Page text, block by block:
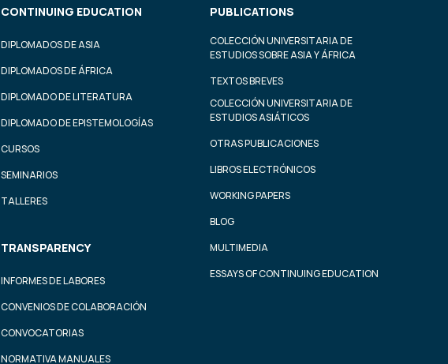
CONTINUING EDUCATION
DIPLOMADOS DE ASIA
DIPLOMADOS DE ÁFRICA
DIPLOMADO DE LITERATURA
DIPLOMADO DE EPISTEMOLOGÍAS
CURSOS
SEMINARIOS
TALLERES
TRANSPARENCY
INFORMES DE LABORES
CONVENIOS DE COLABORACIÓN
CONVOCATORIAS
NORMATIVA MANUALES
PUBLICATIONS
COLECCIÓN UNIVERSITARIA DE
ESTUDIOS SOBRE ASIA Y ÁFRICA
TEXTOS BREVES
COLECCIÓN UNIVERSITARIA DE
ESTUDIOS ASIÁTICOS
OTRAS PUBLICACIONES
LIBROS ELECTRÓNICOS
WORKING PAPERS
BLOG
MULTIMEDIA
ESSAYS OF CONTINUING EDUCATION